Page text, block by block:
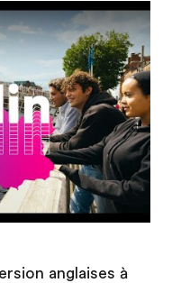
anglaises à